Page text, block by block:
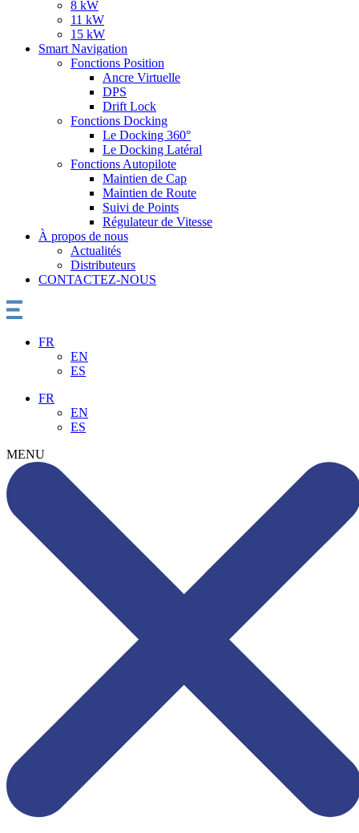
8 kW
11 kW
15 kW
Smart Navigation
Fonctions Position
Ancre Virtuelle
DPS
Drift Lock
Fonctions Docking
Le Docking 360°
Le Docking Latéral
Fonctions Autopilote
Maintien de Cap
Maintien de Route
Suivi de Points
Régulateur de Vitesse
À propos de nous
Actualités
Distributeurs
CONTACTEZ-NOUS
FR
EN
ES
FR
EN
ES
MENU